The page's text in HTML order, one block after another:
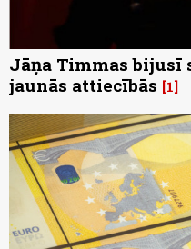
Jāņa Timmas bijusī
jaunās attiecībās 1